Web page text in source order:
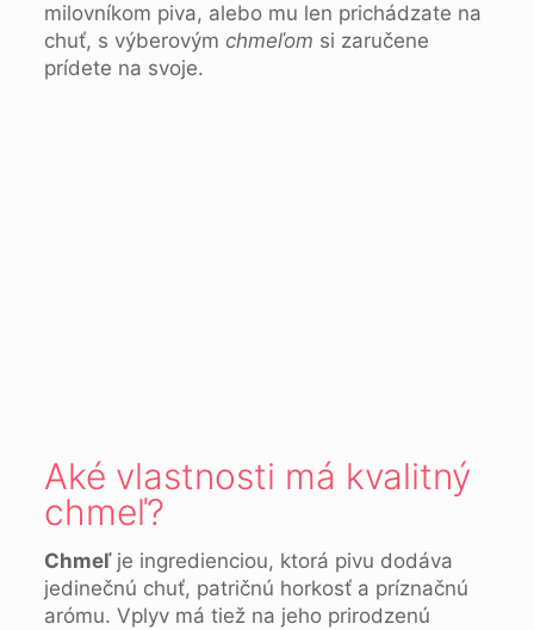
milovníkom piva, alebo mu len prichádzate na
chuť, s výberovým chmeľom si zaručene
prídete na svoje.
Aké vlastnosti má kvalitný
chmeľ?
Chmeľje ingredienciou, ktorá pivu dodáva
jedinečnú chuť, patričnú horkosť a príznačnú
arómu. Vplyv má tiež na jeho prirodzenú